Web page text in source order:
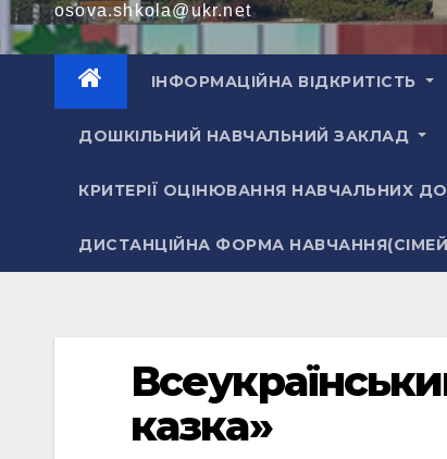
osova.shkola@ukr.net
ІНФОРМАЦІЙНА ВІДКРИТІСТЬ
ДОШКІЛЬНИЙ НАВЧАЛЬНИЙ ЗАКЛАД
КРИТЕРІЇ ОЦІНЮВАННЯ НАВЧАЛЬНИХ
ДИСТАНЦІЙНА ФОРМА
казка»